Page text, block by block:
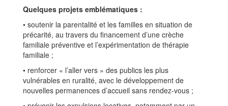
Quelques projets emblématiques :
• soutenir la parentalité et les familles en situation de
précarité, au travers du financement d’une crèche
familiale préventive et l’expérimentation de thérapie
familiale ;
• renforcer « l’aller vers » des publics les plus
vulnérables en ruralité, avec le développement de
nouvelles permanences d’accueil sans rendez-vous ;